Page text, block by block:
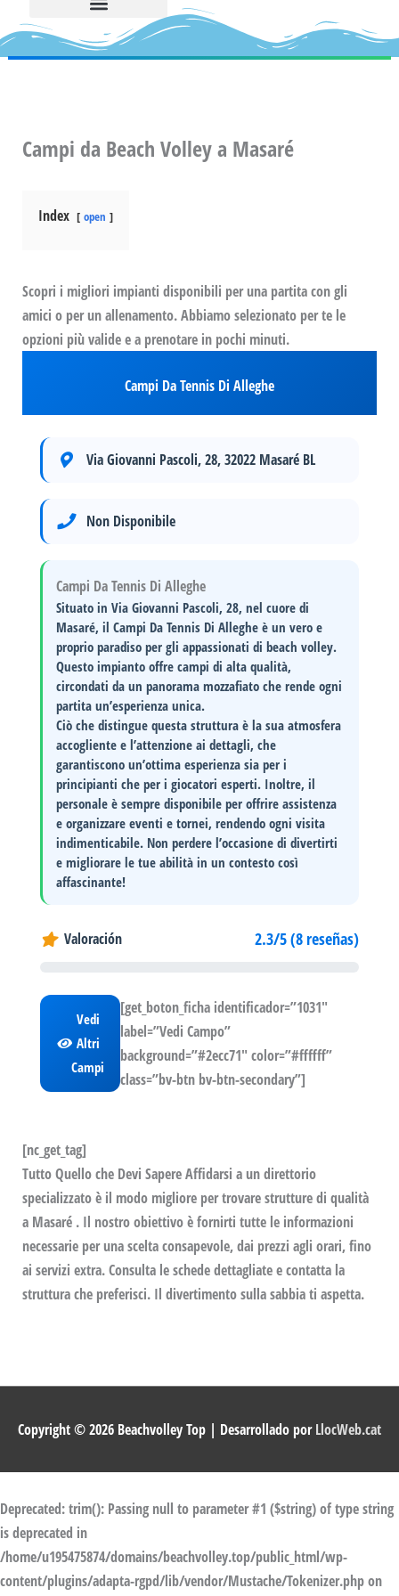
Campi da Beach Volley a Masaré
Index open
Scopri i migliori impianti disponibili per una partita con gli
amici o per un allenamento. Abbiamo selezionato per te le
opzioni più valide e a prenotare in pochi minuti.
Campi Da Tennis Di Alleghe
Via Giovanni Pascoli, 28, 32022 Masaré BL
Non Disponibile
Campi Da Tennis Di Alleghe
Situato inVia Giovanni Pascoli, 28, nel cuore di
Masaré, ilCampi Da Tennis Di Alleghe è un vero e
proprio paradiso per gli appassionati di beach volley.
Questo impianto offre campi di alta qualità,
circondati da un panorama mozzafiato che rende ogni
partita un’esperienza unica.
Ciò che distingue questa struttura è la suaatmosfera
accogliente e l’attenzione ai dettagli, che
garantiscono un’ottima esperienza sia per i
principianti che per i giocatori esperti. Inoltre, il
personale è sempre disponibile per offrire assistenza
e organizzare eventi e tornei, rendendo ogni visita
indimenticabile. Non perdere l’occasione di divertirti
e migliorare le tue abilità in un contesto così
affascinante!
Valoración 2.3/5 (8 reseñas)
Vedi
Altri
Campi
[get_boton_ficha identificador=”1031″
label=”Vedi Campo”
background=”#2ecc71″ color=”#ffffff”
class=”bv-btn bv-btn-secondary”]
[nc_get_tag]
Tutto Quello che Devi Sapere Affidarsi a un direttorio
specializzato è il modo migliore per trovare strutture di qualità
a Masaré . Il nostro obiettivo è fornirti tutte le informazioni
necessarie per una scelta consapevole, dai prezzi agli orari, fino
ai servizi extra. Consulta le schede dettagliate e contatta la
struttura che preferisci. Il divertimento sulla sabbia ti aspetta.
Copyright © 2026 Beachvolley Top | Desarrollado porLlocWeb.cat
Deprecated: trim(): Passing null to parameter #1 ($string) of type string
is deprecated in
/home/u195475874/domains/beachvolley.top/public_html/wp-
content/plugins/adapta-rgpd/lib/vendor/Mustache/Tokenizer.phpon